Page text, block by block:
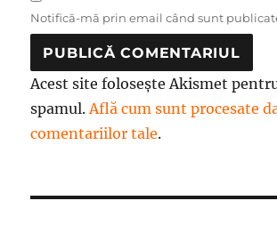
Notifică-mă prin email când sunt
Acest site folosește Akismet
spamul.Află cum sunt procesate
comentariilor tale.